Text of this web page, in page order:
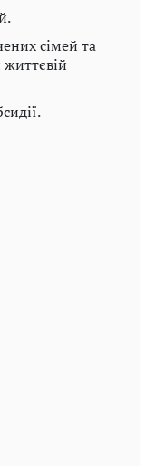
сімей та